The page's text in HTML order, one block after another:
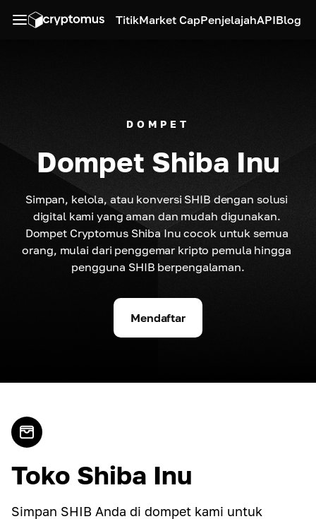
TitikMarket CapPenjelajahAPIBlog
DOMPET
Dompet Shiba Inu
Simpan, kelola, atau konversi SHIB dengan solusi
digital kami yang aman dan mudah digunakan.
Dompet Cryptomus Shiba Inu cocok untuk semua
orang, mulai dari penggemar kripto pemula hingga
pengguna SHIB berpengalaman.
Mendaftar
Toko Shiba Inu
Simpan SHIB Anda di dompet kami untuk